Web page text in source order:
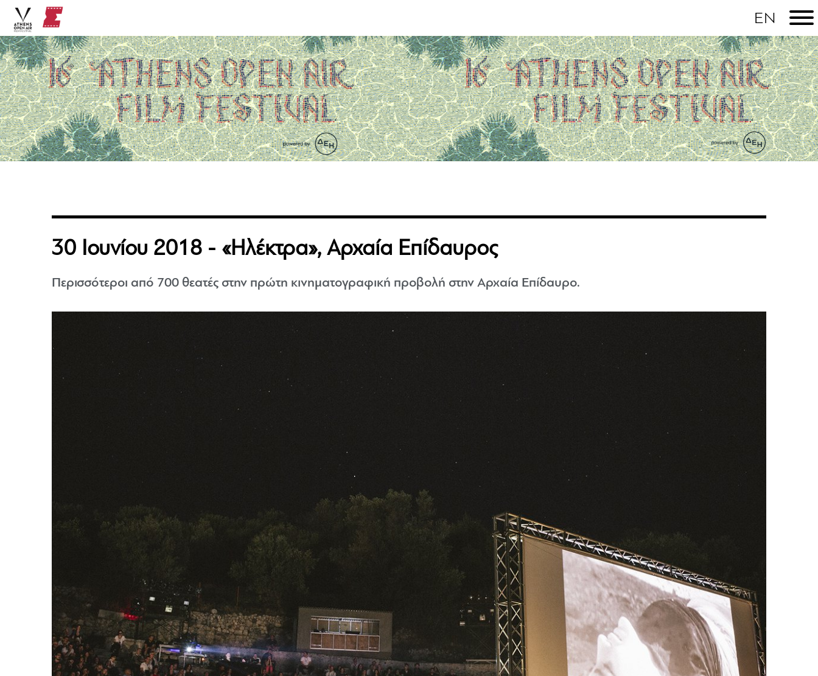
30 Ιουνίου 2018 - «Ηλέκτρα», Αρχαία Επίδαυρος
Περισσότεροι από 700 θεατές στην πρώτη κινηματογραφική προβολή στην Αρχαία Επίδαυρο.